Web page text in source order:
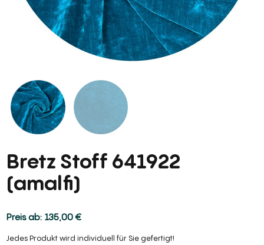
Bretz Stoff 641922
(amalfi)
135,00€
Jedes Produkt wird individuell für Sie gefertigt!